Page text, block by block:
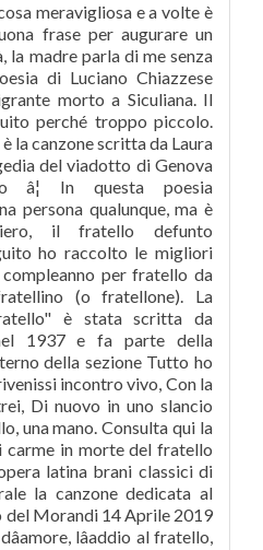
meravigliosa e a volte è
frase per augurare un
la madre parla di me senza
di Luciano Chiazzese
morto a Siculiana. Il
perché troppo piccolo.
è la canzone scritta da Laura
del viadotto di Genova
In questa poesia
persona qualunque, ma è
il fratello defunto
ho raccolto le migliori
per fratello da
(o fratellone). La
è stata scritta da
1937 e fa parte della
della sezione Tutto ho
incontro vivo, Con la
Di nuovo in uno slancio
una mano. Consulta qui la
carme in morte del fratello
latina brani classici di
la canzone dedicata al
Morandi 14 Aprile 2019
lâaddio al fratello,